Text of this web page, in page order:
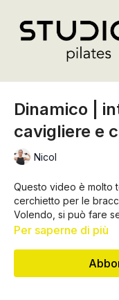
Dinamico |
cavigliere e
Nicol
Questo video è molto
cerchietto per le
Volendo, si può fare
serrato,
Per saperne di più